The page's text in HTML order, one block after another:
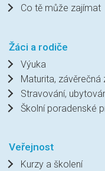
Co tě může zajímat
Žáci a rodiče
Výuka
Maturita, závěrečná
Stravování,
Školní poradenské
Veřejnost
Kurzy a školení